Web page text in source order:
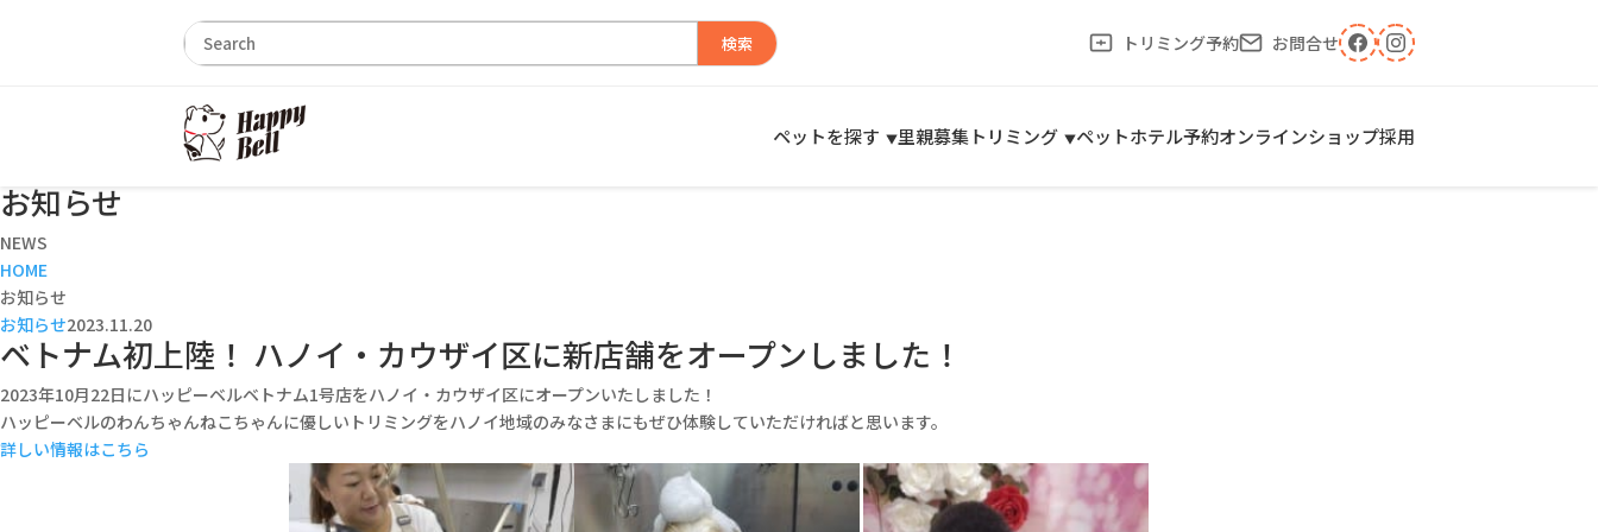
検索 トリミング予約 お問合せ
ペットを探す 里親募集トリミング ペットホテル予約オンラインショップ採用
お知らせ
NEWS
HOME
お知らせ
お知らせ2023.11.20
ベトナム初上陸！ ハノイ・カウザイ区に新店舗をオープンしました！
2023年10月22日にハッピーベルベトナム1号店をハノイ・カウザイ区にオープンいたしました！
ハッピーベルのわんちゃんねこちゃんに優しいトリミングをハノイ地域のみなさまにもぜひ体験していただければと思います。
詳しい情報はこちら